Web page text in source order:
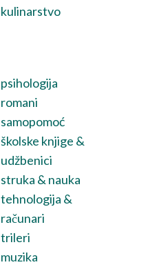
kulinarstvo
psihologija
romani
samopomoć
školske knjige &
udžbenici
struka & nauka
tehnologija &
računari
trileri
muzika